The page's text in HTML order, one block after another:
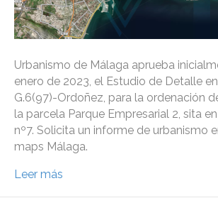
Urbanismo de Málaga aprueba
enero de 2023, el Estudio de Detalle
G.6(97)-Ordoñez, para la ordenación
la parcela Parque Empresarial 2, sita
nº7. Solicita un informe de urbanismo
maps Málaga.
Leer más